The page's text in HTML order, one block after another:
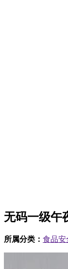
无码一级午
所属分类： 食品安